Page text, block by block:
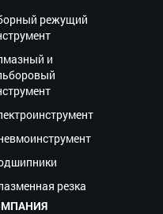
режущий
и
резка